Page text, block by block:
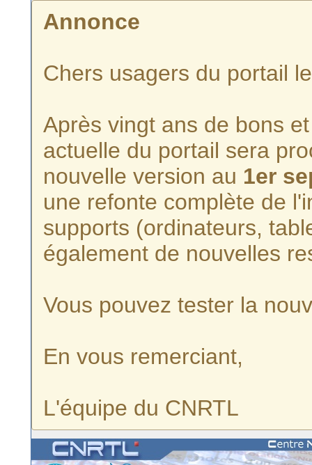
Annonce
Chers usagers du portail
Après vingt ans de bons
actuelle du portail sera
nouvelle version au 1er
une refonte complète de
supports (ordinateurs,
également de nouvelles
Vous pouvez tester la
En vous remerciant,
L'équipe du CNRTL